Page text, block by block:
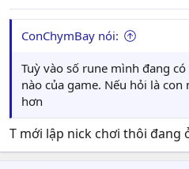
ConChymBay nói:
Tuỳ vào số rune mình đang
nào của game. Nếu hỏi là
hơn
T mới lập nick chơi thôi đang